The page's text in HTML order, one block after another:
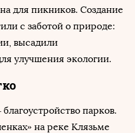
для пикников. Создание
с заботой о природе:
высадили
улучшения экологии.
парков.
на реке Клязьме